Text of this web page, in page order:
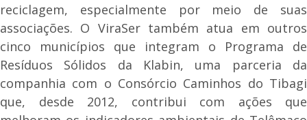
reciclagem, especialmente por meio de suas
associações. O ViraSer também atua em outros
cinco municípios que integram o Programa de
Resíduos Sólidos da Klabin, uma parceria da
companhia com o Consórcio Caminhos do Tibagi
que, desde 2012, contribui com ações que